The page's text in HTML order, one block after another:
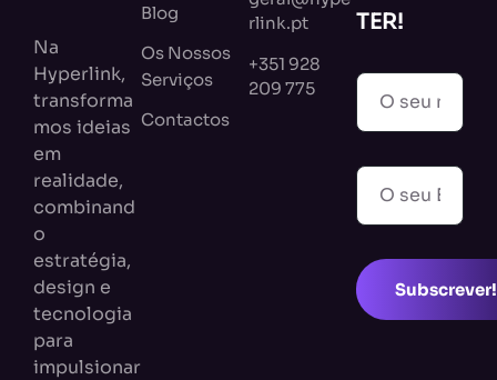
Na
Hyperlink,
transforma
mos ideias
em
realidade,
combinand
o
estratégia,
design e
tecnologia
para
impulsionar
Blog
Os Nossos
Serviços
Contactos
rlink.pt
+351 928
209 775
TER!
Subscrever!